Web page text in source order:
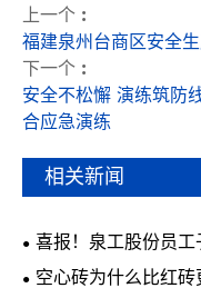
上一个 :
福建泉州台商区安全
下一个 :
安全不松懈 演练筑防
合应急演练
相关新闻
喜报！泉工股份员
空心砖为什么比红